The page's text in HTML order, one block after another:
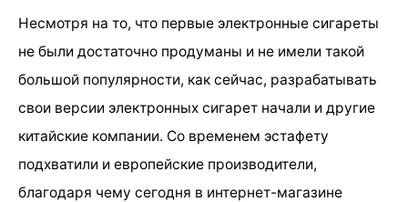
Несмотря на то, что первые электронные сигареты
не были достаточно продуманы и не имели такой
большой популярности, как сейчас, разрабатывать
свои версии электронных сигарет начали и другие
китайские компании. Со временем эстафету
подхватили и европейские производители,
благодаря чему сегодня в интернет-магазине